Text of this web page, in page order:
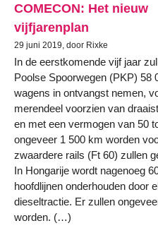
COMECON: Het nieuw
vijfjarenplan
29 juni 2019, door Rixke
In de eerstkomende vijf jaar
Poolse Spoorwegen (PKP) 58
wagens in ontvangst nemen,
merendeel voorzien van
en met een vermogen van 50
ongeveer 1 500 km worden
zwaardere rails (Ft 60) zullen
In Hongarije wordt nagenoeg
hoofdlijnen onderhouden door
dieseltractie. Er zullen
worden. (…)